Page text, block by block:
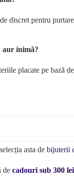
pentru
aur inimă?
placate pe
asta de bijuterii
de cadouri sub 300 lei